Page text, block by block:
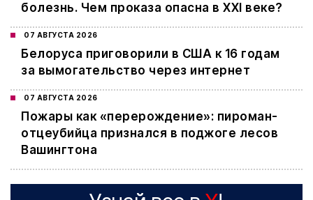
болезнь. Чем проказа опасна в XXI веке?
07 АВГУСТА 2026
Белоруса приговорили в США к 16 годам
за вымогательство через интернет
07 АВГУСТА 2026
Пожары как «перерождение»: пироман-
отцеубийца признался в поджоге лесов
Вашингтона